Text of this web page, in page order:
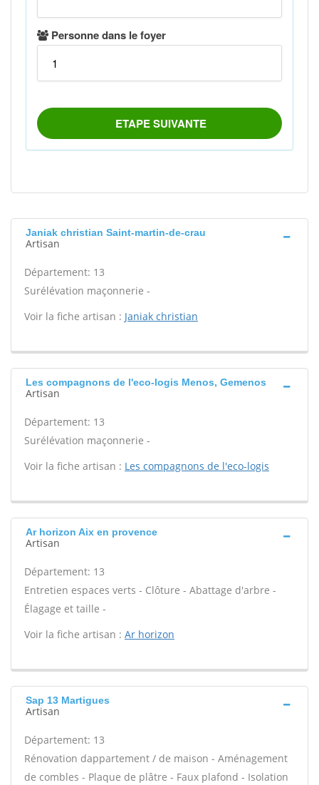
Janiak christian Saint-martin-de-crau
Artisan
Département: 13
Surélévation maçonnerie -
Voir la fiche artisan : Janiak christian
Les compagnons de l'eco-logis Menos, Gemenos
Artisan
Département: 13
Surélévation maçonnerie -
Voir la fiche artisan : Les compagnons de l'eco-logis
Ar horizon Aix en provence
Artisan
Département: 13
Entretien espaces verts - Clôture - Abattage d'arbre -
Élagage et taille -
Voir la fiche artisan : Ar horizon
Sap 13 Martigues
Artisan
Département: 13
Rénovation dappartement / de maison - Aménagement
de combles - Plaque de plâtre - Faux plafond - Isolation